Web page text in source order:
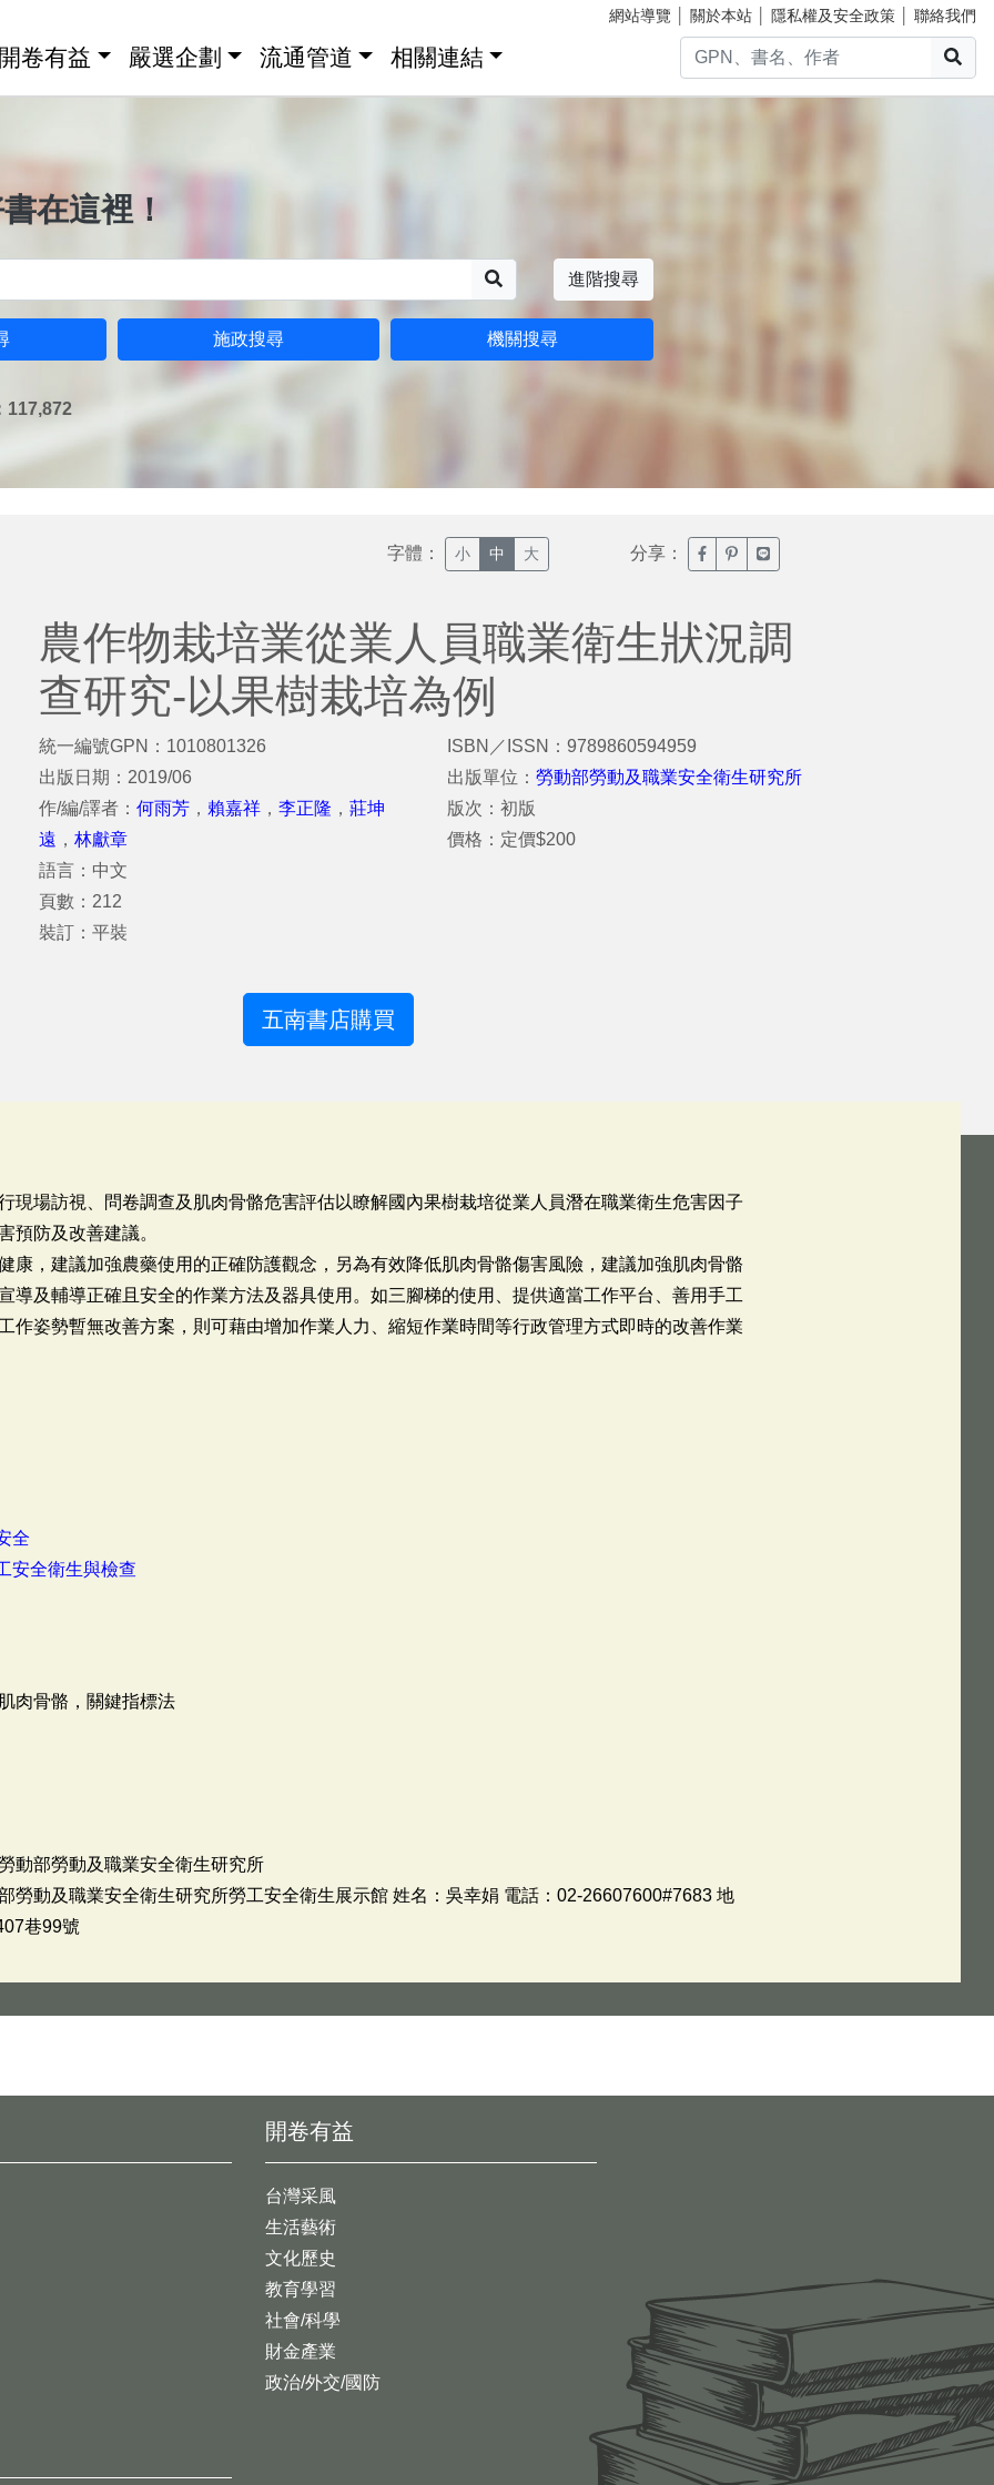
網站導覽 關於本站 隱私權及安全政策 聯絡我們
卷有益 嚴選企劃 流通管道 相關連結
在這裡！
進階搜尋
施政搜尋 機關搜尋
117,872
字體： 小 中 大 分享： 臉書分享(另開新視窗)
噗浪分享(另開新視窗)
Line分享(另開新視窗)
農作物栽培業從業人員職業衛生狀況調
查研究-以果樹栽培為例
統一編號GPN：1010801326
出版日期：2019/06
作/編/譯者： 何雨芳 ， 賴嘉祥 ， 李正隆 ， 莊坤
遠 ， 林獻章
語言：中文
頁數：212
裝訂：平裝
ISBN／ISSN：9789860594959
出版單位：勞動部勞動及職業安全衛生研究所
版次：初版
價格：定價$200
五南書店購買
現場訪視、問卷調查及肌肉骨骼危害評估以瞭解國內果樹栽培從業人員潛在職業衛生危害因子
預防及改善建議。
康，建議加強農藥使用的正確防護觀念，另為有效降低肌肉骨骼傷害風險，建議加強肌肉骨骼
導及輔導正確且安全的作業方法及器具使用。如三腳梯的使用、提供適當工作平台、善用手工
作姿勢暫無改善方案，則可藉由增加作業人力、縮短作業時間等行政管理方式即時的改善作業
全
安全衛生與檢查
肉骨骼，關鍵指標法
動部勞動及職業安全衛生研究所
勞動及職業安全衛生研究所勞工安全衛生展示館 姓名：吳幸娟 電話：02-26607600#7683 地
巷99號
開卷有益
台灣采風
生活藝術
文化歷史
教育學習
社會/科學
財金產業
政治/外交/國防